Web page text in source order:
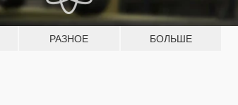
РАЗНОЕ БОЛЬШЕ